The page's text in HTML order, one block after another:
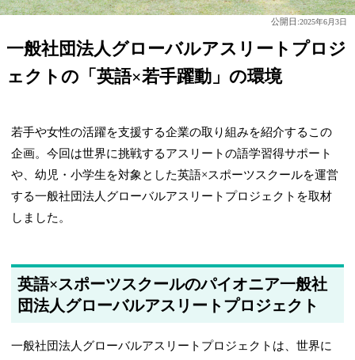
公開日:2025年6月3日
一般社団法人グローバルアスリートプロジ
ェクトの「英語×若手躍動」の環境
若手や女性の活躍を支援する企業の取り組みを紹介するこの
企画。今回は世界に挑戦するアスリートの語学習得サポート
や、幼児・小学生を対象とした英語×スポーツスクールを運営
する一般社団法人グローバルアスリートプロジェクトを取材
しました。
英語×スポーツスクールのパイオニア一般社
団法人グローバルアスリートプロジェクト
一般社団法人グローバルアスリートプロジェクトは、世界に